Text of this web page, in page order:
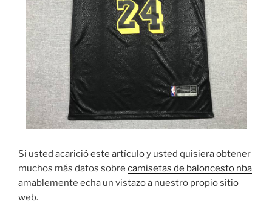
Si usted acarició este artículo y usted quisiera obtener
muchos más datos sobre camisetas de baloncesto nba
amablemente echa un vistazo a nuestro propio sitio
web.